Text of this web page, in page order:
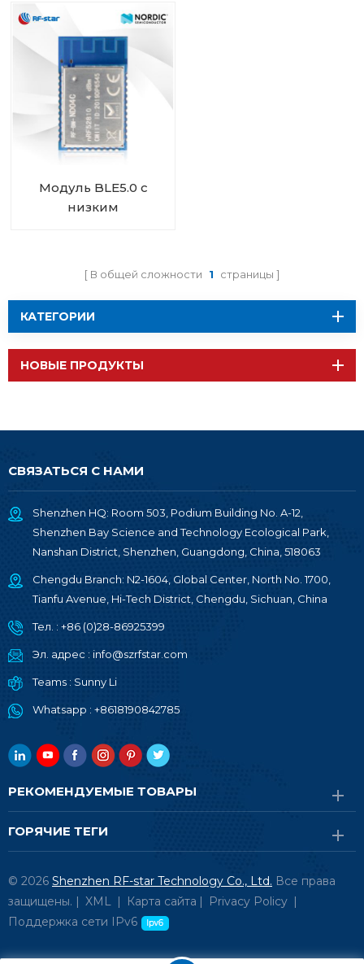
Модуль BLE5.0 с
низким
ND04C
В общей сложности 1 страницы
КАТЕГОРИИ
НОВЫЕ ПРОДУКТЫ
СВЯЗАТЬСЯ С НАМИ
Shenzhen HQ: Room 503, Podium Building No. A-12,
Shenzhen Bay Science and Technology Ecological Park,
Nanshan District, Shenzhen, Guangdong, China, 518063
Chengdu Branch: N2-1604, Global Center, North No. 1700,
Tianfu Avenue, Hi-Tech District, Chengdu, Sichuan, China
Тел. : +86 (0)28-86925399
Эл. адрес : info@szrfstar.com
Teams : Sunny Li
Whatsapp : +8618190842785
РЕКОМЕНДУЕМЫЕ ТОВАРЫ
ГОРЯЧИЕ ТЕГИ
© 2026 Shenzhen RF-star Technology Co., Ltd. Все права
защищены. | XML | Карта сайта | Privacy Policy |
Поддержка сети IPv6